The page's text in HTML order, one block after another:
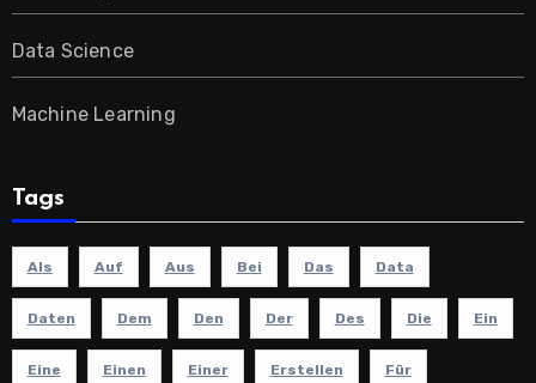
Data Science
Machine Learning
Tags
Als Auf Aus Bei Das Data
Daten Dem Den Der Des Die Ein
Eine Einen Einer Erstellen Für